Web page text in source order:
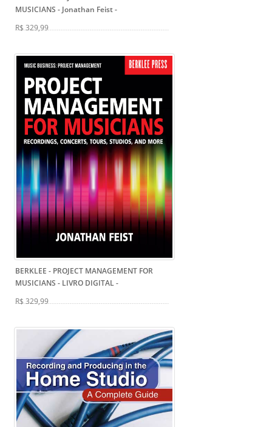
MUSICIANS - Jonathan Feist-
R$ 329,99
BERKLEE - PROJECT MANAGEMENT FOR
MUSICIANS - LIVRO DIGITAL-
R$ 329,99